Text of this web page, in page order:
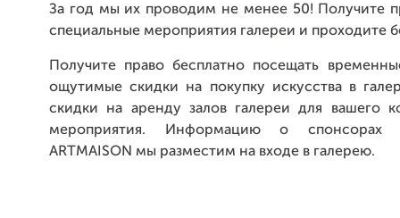
За год мы их проводим не менее 50! Получите
специальные мероприятия галереи и проходите
Получите право бесплатно посещать
ощутимые скидки на покупку искусства в
скидки на аренду залов галереи для вашего
мероприятия. Информацию о спонсорах
ARTMAISON мы разместим на входе в галерею.